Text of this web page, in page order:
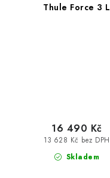
Thule Force 3 L
Skladem
13 628 Kč bez DPH
16 490 Kč